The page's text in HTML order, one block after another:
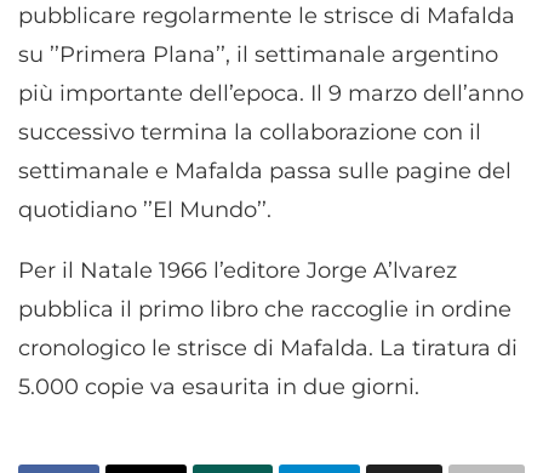
pubblicare regolarmente le strisce di Mafalda
su ’’Primera Plana’’, il settimanale argentino
più importante dell’epoca. Il 9 marzo dell’anno
successivo termina la collaborazione con il
settimanale e Mafalda passa sulle pagine del
quotidiano ’’El Mundo’’.
Per il Natale 1966 l’editore Jorge A’lvarez
pubblica il primo libro che raccoglie in ordine
cronologico le strisce di Mafalda. La tiratura di
5.000 copie va esaurita in due giorni.